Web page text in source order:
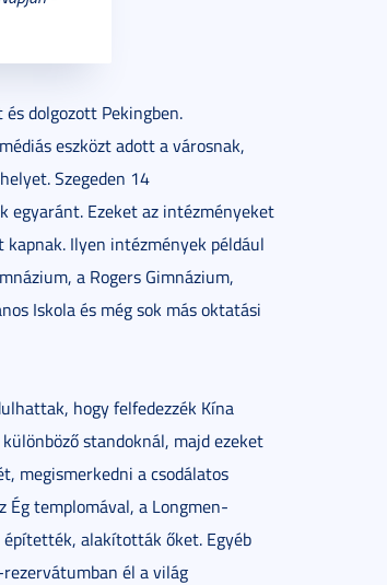
dolgozott Pekingben.
eszközt adott a városnak,
Szegeden 14
egyaránt. Ezeket az intézményeket
Ilyen intézmények például
a Rogers Gimnázium,
Iskola és még sok más oktatási
hogy felfedezzék Kína
standoknál, majd ezeket
megismerkedni a csodálatos
Ég templomával, a Longmen-
alakították őket. Egyéb
él a világ